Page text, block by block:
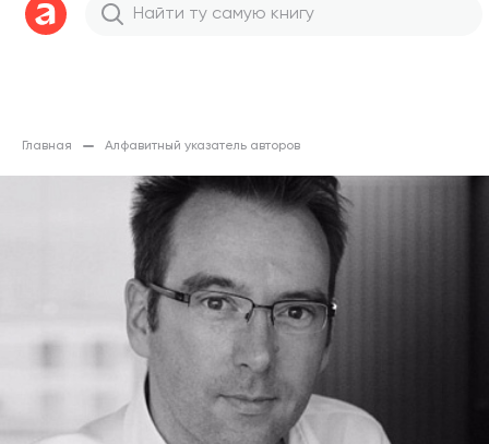
Главная Алфавитный указатель авторов